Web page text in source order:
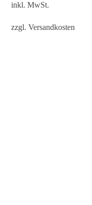
inkl. MwSt.
zzgl.Versandkosten